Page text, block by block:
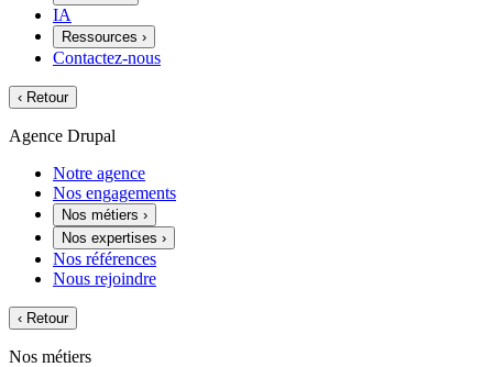
IA
Ressources ›
Contactez-nous
‹ Retour
Agence Drupal
Notre agence
Nos engagements
Nos métiers ›
Nos expertises ›
Nos références
Nous rejoindre
‹ Retour
Nos métiers